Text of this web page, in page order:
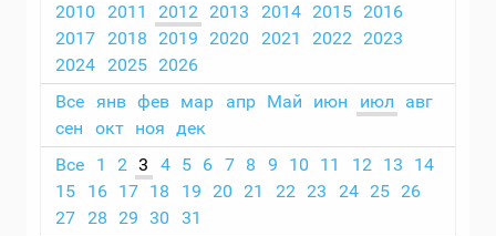
2010
2011 2012 2013 2014 2015 2016
2017
2018 2019 2020 2021 2022 2023
2024
2025
2026
Все янв фев мар апр Май июн июл
авг
сен
окт ноя дек
Все
1 2 3 4 5 6 7 8 9 10 11 12 13
14
15
16 17 18 19 20 21 22 23 24 25 26
27
28 29 30 31